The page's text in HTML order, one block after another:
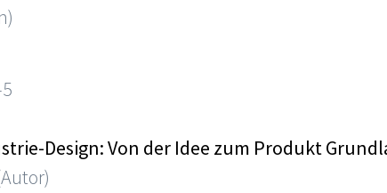
Design: Von der Idee zum Produkt